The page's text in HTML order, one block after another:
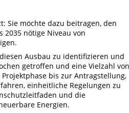
Sie möchte dazu beitragen, den
2035 nötige Niveau von
Ausbau zu identifizieren und
getroffen und eine Vielzahl von
bis zur Antragstellung,
einheitliche Regelungen zu
und die
Energien.